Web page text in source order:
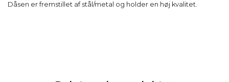
Dåsen er fremstillet af stål/metal og holder en høj kvalitet.